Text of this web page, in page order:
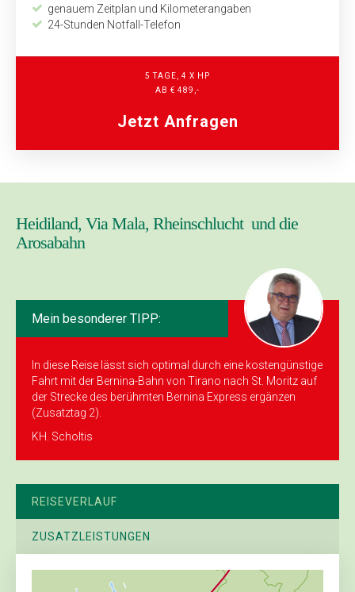
genauem Zeitplan und Kilometerangaben
24-Stunden Notfall-Telefon
5 TAGE, 4 X HP
AB € 489,-
Jetzt Anfragen
Heidiland, Via Mala, Rheinschlucht und die
Arosabahn
Mein besonderer TIPP:
In diese Reise lässt sich optimal durch eine kostengünstige
Fahrt mit der Bernina-Bahn von Tirano nach St. Moritz auf
der Strecke des berühmten Bernina Express ergänzen
(Zusatztag 2).
KH. Scholtis
REISEVERLAUF
ZUSATZLEISTUNGEN